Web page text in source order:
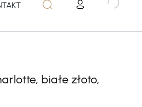
białe złoto,